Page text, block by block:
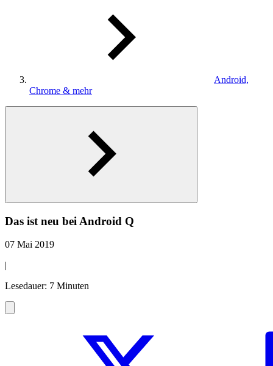
Android,
Chrome & mehr
Das ist neu bei Android Q
07 Mai 2019
|
Lesedauer: 7 Minuten